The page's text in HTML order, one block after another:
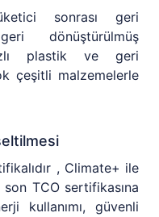
sonrası geri
dönüştürülmüş
plastik ve geri
çeşitli malzemelerle
, Climate+ ile
son TCO sertifikasına
kullanımı, güvenli